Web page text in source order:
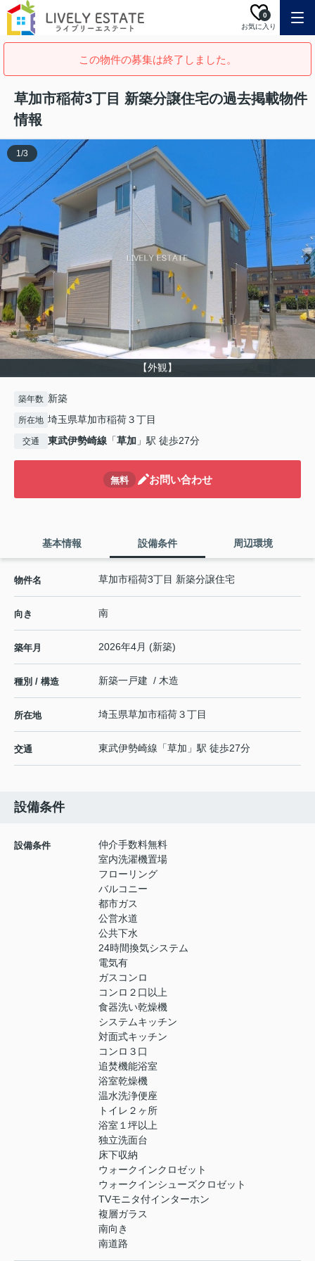
お気に入り
0
この物件の募集は終了しました。
草加市稲荷3丁目 新築分譲住宅の過去掲載物件
情報
【外観】
1/3
築年数 新築
所在地 埼玉県草加市稲荷３丁目
交通 東武伊勢崎線 「草加 」駅 徒歩27分
無料 お問い合わせ
基本情報 設備条件 周辺環境
物件名 草加市稲荷3丁目 新築分譲住宅
向き 南
築年月 2026年4月 (新築)
種別 / 構造 新築一戸建 / 木造
所在地 埼玉県草加市稲荷３丁目
交通 東武伊勢崎線 「草加 」駅 徒歩27分
設備条件
設備条件
仲介手数料無料
室内洗濯機置場
フローリング
バルコニー
都市ガス
公営水道
公共下水
24時間換気システム
電気有
ガスコンロ
コンロ２口以上
食器洗い乾燥機
システムキッチン
対面式キッチン
コンロ３口
追焚機能浴室
浴室乾燥機
温水洗浄便座
トイレ２ヶ所
浴室１坪以上
独立洗面台
床下収納
ウォークインクロゼット
ウォークインシューズクロゼット
TVモニタ付インターホン
複層ガラス
南向き
南道路